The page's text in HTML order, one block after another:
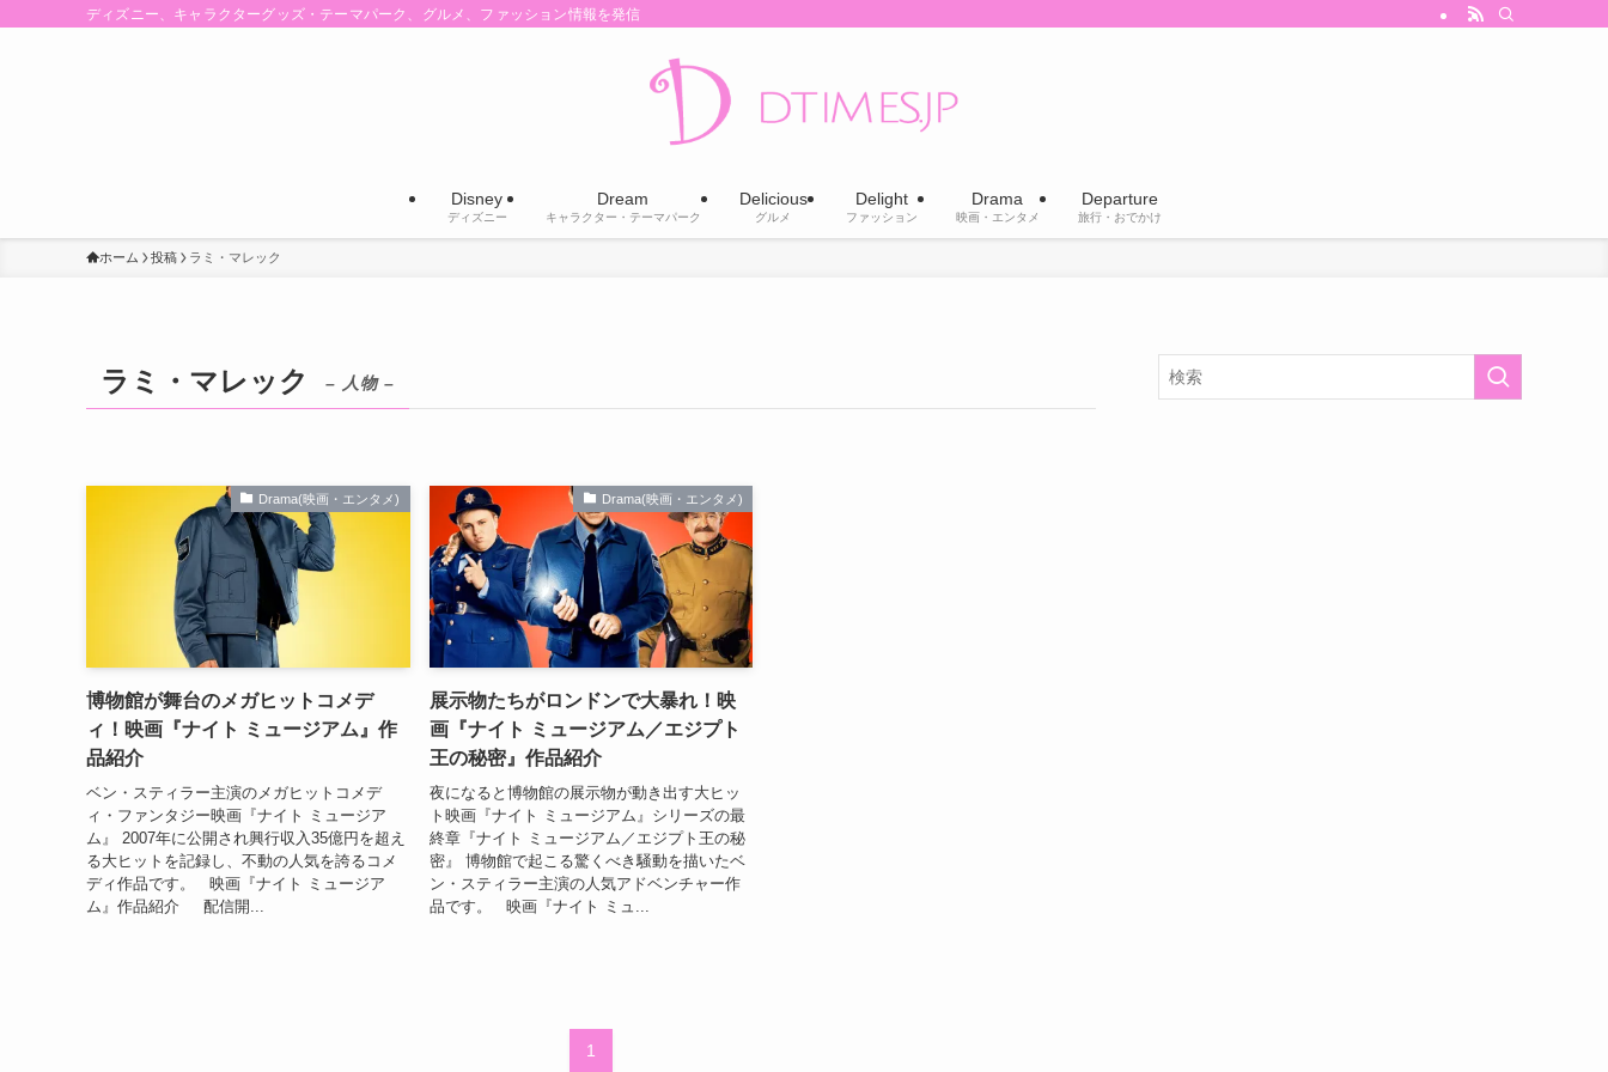
ディズニー、キャラクターグッズ・テーマパーク、グルメ、ファッション情報を発信
Disney
ディズニー
Dream
キャラクター・テーマパーク
Delicious
グルメ
Delight
ファッション
Drama
映画・エンタメ
Departure
旅行・おでかけ
ホーム 投稿 ラミ・マレック
ラミ・マレック – 人物 –
Drama(映画・エンタメ)
博物館が舞台のメガヒットコメデ
ィ！映画『ナイト ミュージアム』作
品紹介
ベン・スティラー主演のメガヒットコメデ
ィ・ファンタジー映画『ナイト ミュージア
ム』 2007年に公開され興行収入35億円を超え
る大ヒットを記録し、不動の人気を誇るコメ
ディ作品です。 映画『ナイト ミュージア
ム』作品紹介 配信開...
Drama(映画・エンタメ)
展示物たちがロンドンで大暴れ！映
画『ナイト ミュージアム／エジプト
王の秘密』作品紹介
夜になると博物館の展示物が動き出す大ヒッ
ト映画『ナイト ミュージアム』シリーズの最
終章『ナイト ミュージアム／エジプト王の秘
密』 博物館で起こる驚くべき騒動を描いたベ
ン・スティラー主演の人気アドベンチャー作
品です。 映画『ナイト ミュ...
1